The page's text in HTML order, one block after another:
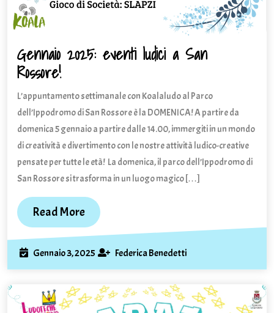
Gennaio 2025: eventi ludici a San
Rossore!Gennaio
eventi
ludici
a
San
Rossore!
L’appuntamento settimanale con Koalaludo al Parco
dell’Ippodromo di San Rossore è la DOMENICA! A partire da
domenica 5 gennaio a partire dalle 14.00, immergiti in un mondo
di creatività e divertimento con le nostre attività ludico-creative
pensate per tutte le età! La domenica, il parco dell’Ippodromo di
San Rossore si trasforma in un luogo magico […]
Read MoreRead
More
Gennaio 3, 2025 Gennaio
3,
Federica BenedettiFederica
Benedetti